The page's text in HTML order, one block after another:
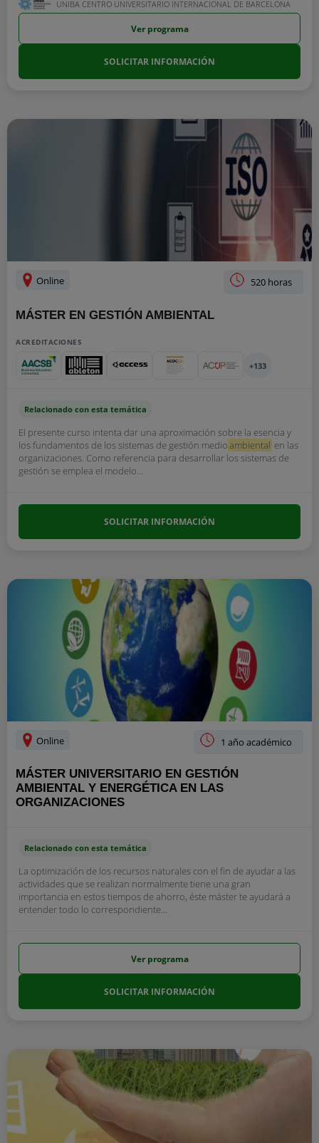
UNIBA CENTRO UNIVERSITARIO INTERNACIONAL DE BARCELONA
Ver programa
SOLICITAR INFORMACIÓN
Online 520 horas
MÁSTER EN GESTIÓN AMBIENTAL
ACREDITACIONES
+133
Relacionado con esta temática
El presente curso intenta dar una aproximación sobre la esencia y
los fundamentos de los sistemas de gestión medioambiental en las
organizaciones. Como referencia para desarrollar los sistemas de
gestión se emplea el modelo...
SOLICITAR INFORMACIÓN
Online 1 año académico
MÁSTER UNIVERSITARIO EN GESTIÓN
AMBIENTAL Y ENERGÉTICA EN LAS
ORGANIZACIONES
Relacionado con esta temática
La optimización de los recursos naturales con el fin de ayudar a las
actividades que se realizan normalmente tiene una gran
importancia en estos tiempos de ahorro, éste máster te ayudará a
entender todo lo correspondiente...
Ver programa
SOLICITAR INFORMACIÓN